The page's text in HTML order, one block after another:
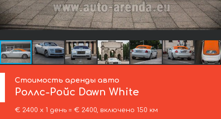
Стоимость аренды авто
Роллс-Ройс Dawn White
€ 2400 х 1 день = € 2400, включено 150 км